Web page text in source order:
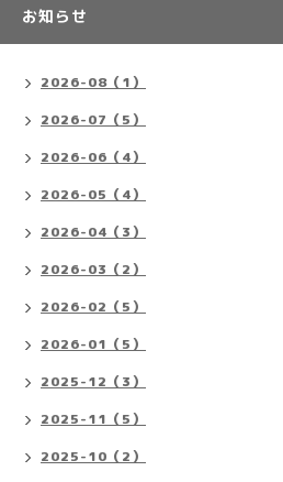
お知らせ
2026-08（1）
2026-07（5）
2026-06（4）
2026-05（4）
2026-04（3）
2026-03（2）
2026-02（5）
2026-01（5）
2025-12（3）
2025-11（5）
2025-10（2）